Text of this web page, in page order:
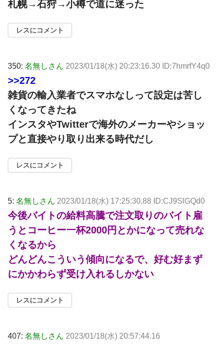
札幌→石狩→小樽で道に迷った
レスにコメント
350: 名無しさん 2023/01/18(水) 20:23:16.30 ID:7hmrfY4q0
>>272
雑貨の輸入業者でスマホなしって設定は苦し
くなってきたね
インスタやTwitterで海外のメーカーやショッ
プと直接やり取り出来る時代だし
レスにコメント
5: 名無しさん 2023/01/18(水) 17:25:30.88 ID:CJ9SlGQd0
今後バイトの給料高騰で注文取りのバイト雇
うとコーヒー一杯2000円とかになって売れな
くなるから
どんどんこういう傾向になるで、好む好まず
にかかわらず受け入れるしかない
レスにコメント
407: 名無しさん 2023/01/18(水) 20:57:44.16